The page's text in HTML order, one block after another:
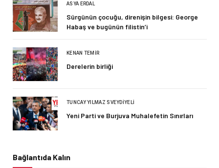
ASYA ERDAL
Sürgünün çocuğu, direnişin bilgesi: George
Habaş ve bugünün filistin’i
KENAN TEMIR
Derelerin birliği
TUNCAY YILMAZ SVEYDIYELI
Yeni Parti ve Burjuva Muhalefetin Sınırları
Bağlantıda Kalın